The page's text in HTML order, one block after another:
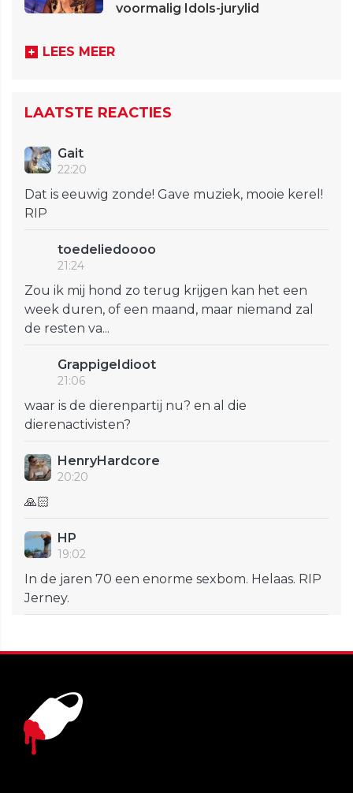
voormalig Idols-jurylid
LEES MEER
LAATSTE REACTIES
Gait
22:20
Dat is eeuwig zonde! Gave muziek, mooie kerel!
RIP
toedeliedoooo
21:24
Zou ik mij hond zo terug krijgen kan het een
week duren, of een maand, maar niemand zal
de resten va...
GrappigeIdioot
21:06
waar is de dierenpartij nu? en al die
dierenactivisten?
HenryHardcore
20:20
🙏🏻
HP
19:02
In de jaren 70 een enorme sexbom. Helaas. RIP
Jerney.